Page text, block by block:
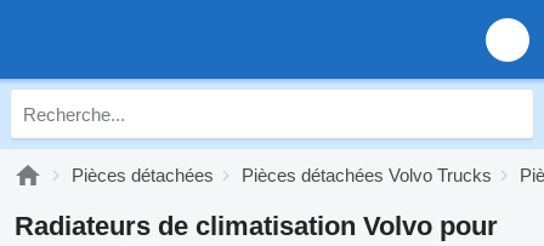
Pièces détachées Pièces détachées Volvo Trucks
Radiateurs de climatisation Volvo pour